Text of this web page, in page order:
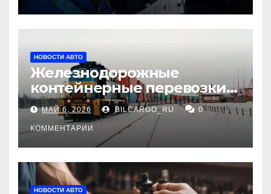
НОВОСТИ АВТО
Железнодорожные
контейнерные перевозки
из Китая в Россию:
маршруты, сроки и
требования
МАЙ 6, 2026 BILCARGO_RU 0
КОММЕНТАРИИ
НОВОСТИ АВТО